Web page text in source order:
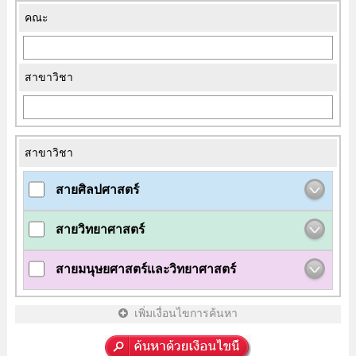
คณะ
สาขาวิชา
สาขาวิชา
สายศิลปศาสตร์
สายวิทยาศาสตร์
สายมนุษยศาสตร์และวิทยาศาสตร์
เพิ่มเงื่อนไขการค้นหา